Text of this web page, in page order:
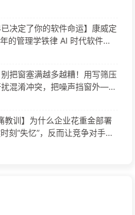
已决定了你的软件命运】康威定
管理学铁律 AI 时代软件工
别把窗塞满越多越糟！用写筛压
扰混淆冲突，把噪声挡窗外——
教训】为什么企业花重金部署
刻“失忆”，反而让竞争对手实
慢慢学AI169